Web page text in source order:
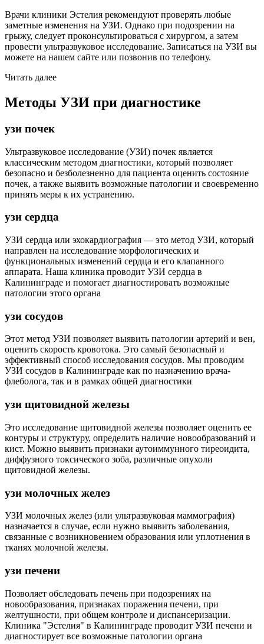
Врачи клиники Эстелия рекомендуют проверять любые
заметные изменения на УЗИ. Однако при подозрении на
грыжу, следует проконсультироваться с хирургом, а затем
провести ультразвуковое исследование. Записаться на УЗИ вы
можете на нашем сайте или позвонив по телефону.
Читать далее
Методы УЗИ при диагностике
узи почек
Ультразвуковое исследование (УЗИ) почек является
классическим методом диагностики, который позволяет
безопасно и безболезненно для пациента оценить состояние
почек, а также выявить возможные патологии и своевременно
принять меры к их устранению.
узи сердца
УЗИ сердца или эхокардиография — это метод УЗИ, который
направлен на исследование морфологических и
функциональных изменений сердца и его клапанного
аппарата. Наша клиника проводит УЗИ сердца в
Калининграде и помогает диагностировать возможные
патологии этого органа
узи сосудов
Этот метод УЗИ позволяет выявить патологии артерий и вен,
оценить скорость кровотока. Это самый безопасный и
эффективный способ исследования сосудов. Мы проводим
УЗИ сосудов в Калининграде как по назначению врача-
флеболога, так и в рамках общей диагностики
узи щитовидной железы
Это исследование щитовидной железы позволяет оценить ее
контуры и структуру, определить наличие новообразований и
кист. Можно выявить признаки аутоиммунного тиреоидита,
диффузного токсического зоба, различные опухоли
щитовидной железы.
узи молочных желез
УЗИ молочных желез (или ультразвуковая маммография)
назначается в случае, если нужно выявить заболевания,
связанные с возникновением образования или уплотнения в
тканях молочной железы.
узи печени
Позволяет обследовать печень при подозрениях на
новообразования, признаках поражения печени, при
желтушности, при общем контроле и диспансеризации.
Клиника "Эстелия" в Калининграде проводит УЗИ печени и
диагностирует все возможные патологии органа